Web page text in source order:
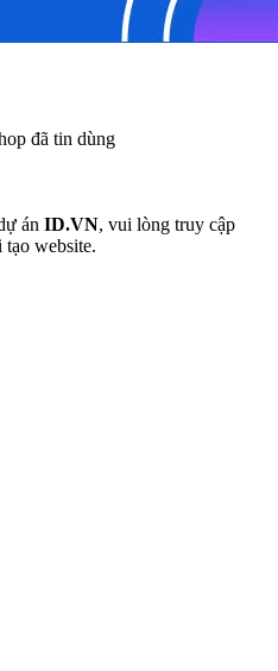
đã tin dùng
án ID.VN, vui lòng truy cập
tạo website.